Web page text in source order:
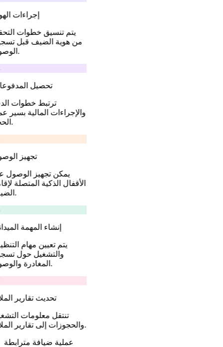
إجراءات
يتم تنسيق خطوات
من هوية الضيف قبل
تحصيل
ترتبط خطوات
والإجراءات المالية بسير
تجهيز
يمكن تجهيز الوصول
الأقفال الذكية المتصلة
إنشاء المهمة
يتم تعيين مهام
والتشغيل حول
تحديث تقارير
تنتقل معلومات
والحجوزات إلى تقارير الملاك.
عملية ضيافة مترابطة